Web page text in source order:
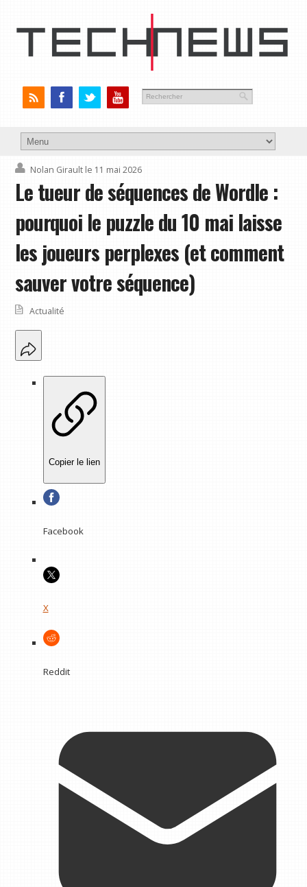
Nolan Girault le 11 mai 2026
Le tueur de séquences de Wordle :
pourquoi le puzzle du 10 mai laisse
les joueurs perplexes (et comment
sauver votre séquence)
Actualité
Copier le lien
Facebook
X
Reddit